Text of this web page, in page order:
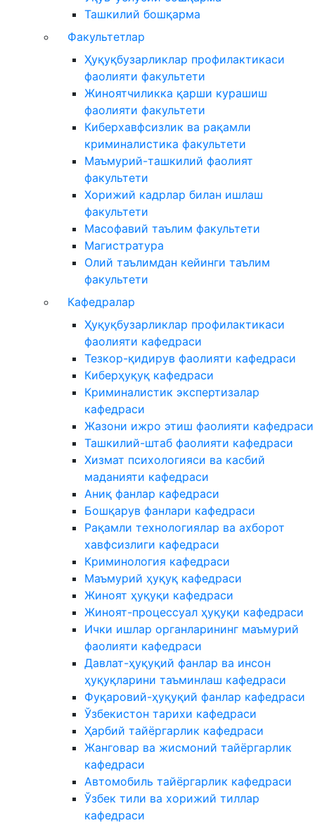
Ташкилий бошқарма
Факультетлар
Ҳуқуқбузарликлар профилактикаси
фаолияти факультети
Жиноятчиликка қарши курашиш
фаолияти факультети
Киберхавфсизлик ва рақамли
криминалистика факультети
Маъмурий-ташкилий фаолият
факультети
Хорижий кадрлар билан ишлаш
факультети
Масофавий таълим факультети
Магистратура
Олий таълимдан кейинги таълим
факультети
Кафедралар
Ҳуқуқбузарликлар профилактикаси
фаолияти кафедраси
Тезкор-қидирув фаолияти кафедраси
Киберҳуқуқ кафедраси
Криминалистик экспертизалар
кафедраси
Жазони ижро этиш фаолияти кафедраси
Ташкилий-штаб фаолияти кафедраси
Хизмат психологияси ва касбий
маданияти кафедраси
Аниқ фанлар кафедраси
Бошқарув фанлари кафедраси
Рақамли технологиялар ва ахборот
хавфсизлиги кафедраси
Криминология кафедраси
Маъмурий ҳуқуқ кафедраси
Жиноят ҳуқуқи кафедраси
Жиноят-процессуал ҳуқуқи кафедраси
Ички ишлар органларининг маъмурий
фаолияти кафедраси
Давлат-ҳуқуқий фанлар ва инсон
ҳуқуқларини таъминлаш кафедраси
Фуқаровий-ҳуқуқий фанлар кафедраси
Ўзбекистон тарихи кафедраси
Ҳарбий тайёргарлик кафедраси
Жанговар ва жисмоний тайёргарлик
кафедраси
Автомобиль тайёргарлик кафедраси
Ўзбек тили ва хорижий тиллар
кафедраси